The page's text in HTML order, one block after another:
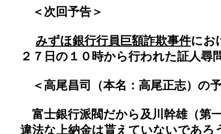
＜次回予告＞
みずほ銀行行員巨額詐欺事件にお
２７日の１０時から行われた証人尋
＜高尾昌司（本名：高尾正志）の
富士銀行派閥だから及川幹雄（第
違法な上納金は貰えていないであろ